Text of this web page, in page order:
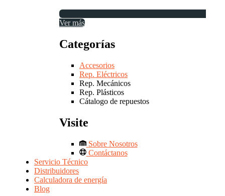
Ver más
Categorías
Accesorios
Rep. Eléctricos
Rep. Mecánicos
Rep. Plásticos
Cátalogo de repuestos
Visite
Sobre Nosotros
Contáctanos
Servicio Técnico
Distribuidores
Calculadora de energía
Blog